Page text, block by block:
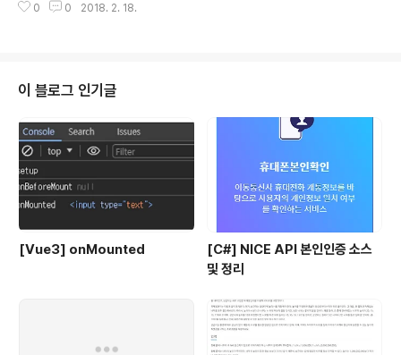
e) 바다인 경우 return. --> 함수 return 경우 모든 인접 지역을 방문했거나
til.A..
0 0 2018. 2. 18.
이 블로그 인기글
[Vue3] onMounted
[C#] NICE API 본인인증 소스
및 정리